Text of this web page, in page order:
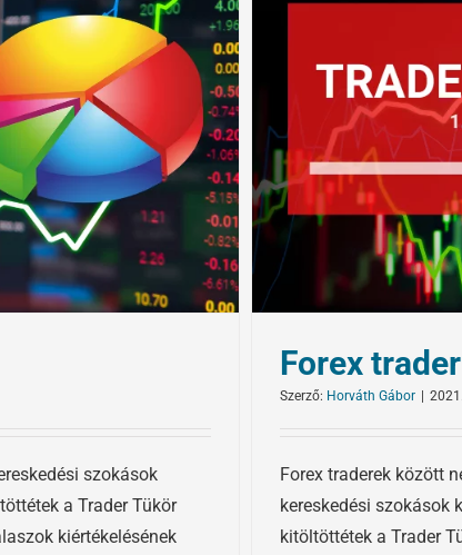
szokások
a Trader Tükör
kiértékelésének
Forex
Szerző: Horváth Gábor |
Forex traderek között
kereskedési szokások
kitöltöttétek a Trader